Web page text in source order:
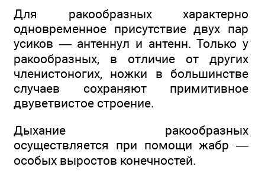
Для ракообразных характерно
одновременное присутствие двух пар
усиков — антеннул и антенн. Только у
ракообразных, в отличие от других
членистоногих, ножки в большинстве
случаев сохраняют примитивное
двуветвистое строение.
Дыхание ракообразных
осуществляется при помощи жабр —
особых выростов конечностей.